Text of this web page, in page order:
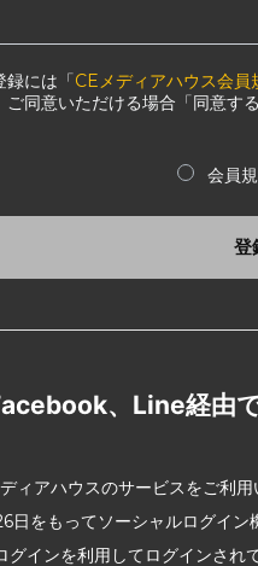
録には「CEメディアハウス会員
ご同意いただける場合「同意す
会員
登
、Line経由
ィアハウスのサービスをご利用
日をもってソーシャルログイン
グインを利用してログインされ